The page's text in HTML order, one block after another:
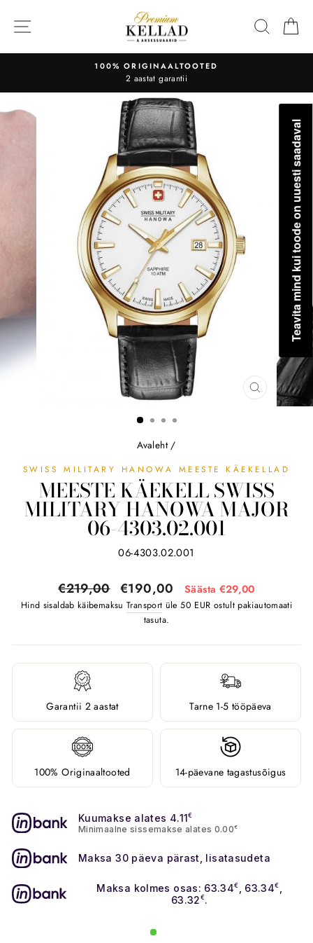
sisu
OTSI
100% ORIGINAALTOOTED
2 aastat garantii
SULGE
(ESC)
Avaleht /
SWISS MILITARY HANOWA MEESTE KÄEKELLAD
MEESTE KÄEKELL SWISS
MILITARY HANOWA MAJOR
06-4303.02.001
06-4303.02.001
Tavahind
€219,00 Soodushind
€190,00 Säästa €29,00
Hind sisaldab käibemaksuTransport üle 50 EUR ostult pakiautomaati
tasuta.
Garantii 2 aastat Tarne 1-5 tööpäeva
100% Originaaltooted 14-päevane tagastusõigus
Kuumakse alates 4.11€
Minimaalne sissemakse alates 0.00€
Maksa 30 päeva pärast, lisatasudeta
Maksa kolmes osas: 63.34€ , 63.34€
63.32 € .
Teavita mind kui toode on uuesti saadaval